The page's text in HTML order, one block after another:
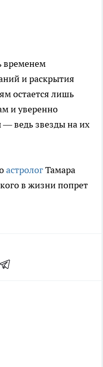
временем
и раскрытия
остается лишь
и уверенно
ведь звезды на их
астрологТамара
в жизни попрет